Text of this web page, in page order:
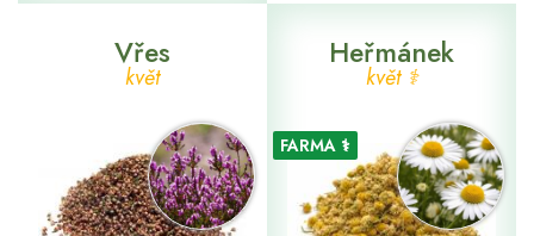
Vřes
květ
Heřmánek
květ ⚕
FARMA ⚕